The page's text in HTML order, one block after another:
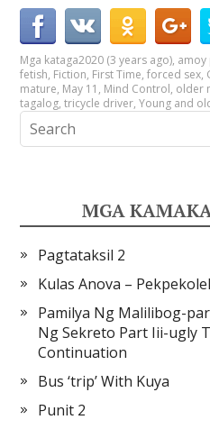
Mga kataga2020 (3 years ago), amoy
fetish, Fiction, First Time,forced sex,
mature, May 11 , Mind Control, older
tagalog,tricycle driver,Young and
MGA
Pagtataksil 2
Kulas Anova –
Pamilya Ng Malilibog-
Ng Sekreto Part Iii-ugly
Continuation
Bus ‘trip’ With Kuya
Punit 2